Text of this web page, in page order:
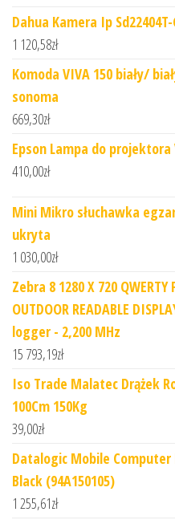
Dahua Kamera Ip
1 120,58zł
Komoda VIVA 150 biały/­
sonoma
669,30zł
Epson Lampa do projektora
410,00zł
Mini Mikro słuchawka
ukryta
1 030,00zł
Zebra 8 1280 X 720
OUTDOOR READABLE
logger - 2,200 MHz
15 793,19zł
Iso Trade Malatec Drążek
100Cm 150Kg
39,00zł
Datalogic Mobile Computer
Black (94A150105)
1 255,61zł